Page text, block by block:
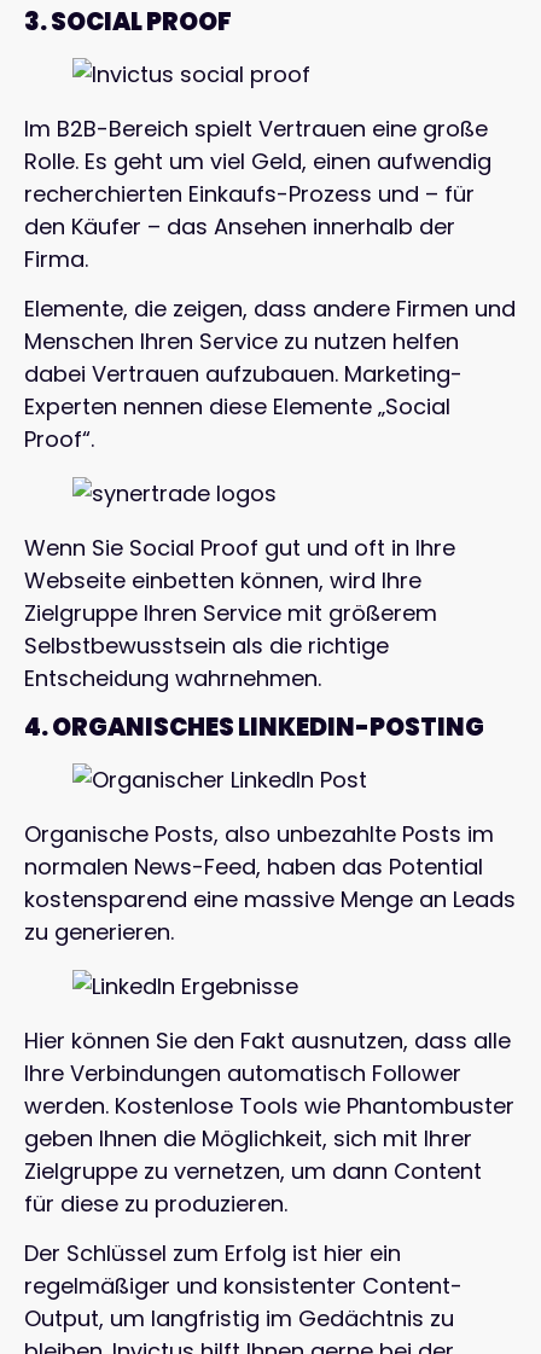
3. SOCIAL PROOF
Im B2B-Bereich spielt Vertrauen eine große
Rolle. Es geht um viel Geld, einen aufwendig
recherchierten Einkaufs-Prozess und – für
den Käufer – das Ansehen innerhalb der
Firma.
Elemente, die zeigen, dass andere Firmen und
Menschen Ihren Service zu nutzen helfen
dabei Vertrauen aufzubauen. Marketing-
Experten nennen diese Elemente „Social
Proof“.
Wenn Sie Social Proof gut und oft in Ihre
Webseite einbetten können, wird Ihre
Zielgruppe Ihren Service mit größerem
Selbstbewusstsein als die richtige
Entscheidung wahrnehmen.
4. ORGANISCHES LINKEDIN-POSTING
Organische Posts, also unbezahlte Posts im
normalen News-Feed, haben das Potential
kostensparend eine massive Menge an Leads
zu generieren.
Hier können Sie den Fakt ausnutzen, dass alle
Ihre Verbindungen automatisch Follower
werden. Kostenlose Tools wie Phantombuster
geben Ihnen die Möglichkeit, sich mit Ihrer
Zielgruppe zu vernetzen, um dann Content
für diese zu produzieren.
Der Schlüssel zum Erfolg ist hier ein
regelmäßiger und konsistenter Content-
Output, um langfristig im Gedächtnis zu